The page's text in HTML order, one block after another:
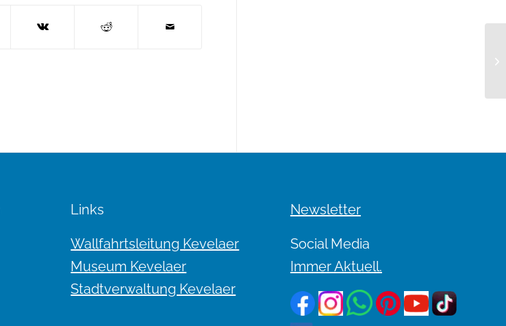
Links
Wallfahrtsleitung Kevelaer
Museum Kevelaer
Stadtverwaltung Kevelaer
Newsletter
Social Media
Immer Aktuell.